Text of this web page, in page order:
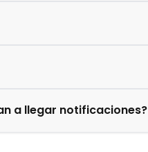
a llegar notificaciones?